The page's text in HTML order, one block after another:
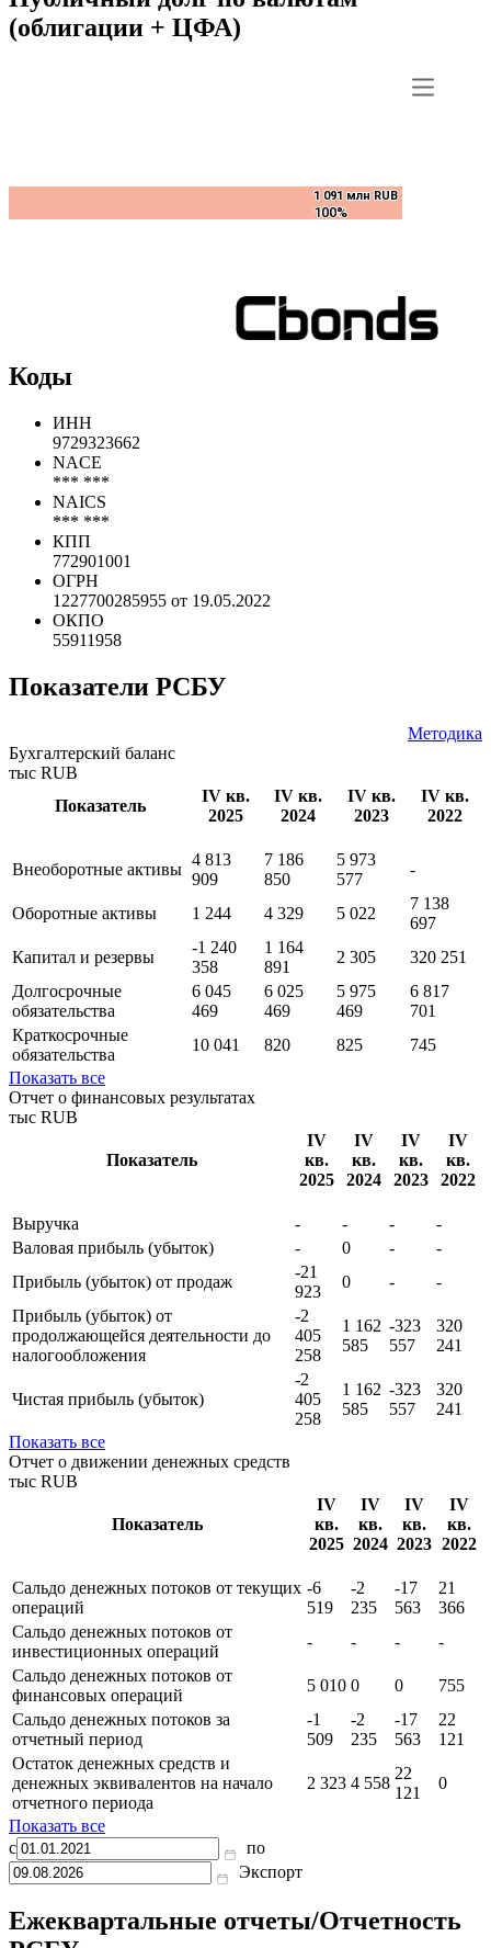
(облигации + ЦФА)
1 091 млн RUB
100%
1 091 млн RUB
100%
Коды
ИНН
9729323662
NACE
*** ***
NAICS
*** ***
КПП
772901001
ОГРН
1227700285955 от 19.05.2022
ОКПО
55911958
Показатели РСБУ
Методика
Бухгалтерский баланс
тыс RUB
Показатель
IV кв.
2025
IV кв.
2024
IV кв.
2023
IV кв.
2022
Внеоборотные активы
4 813
909
7 186
850
5 973
577
-
Оборотные активы 1 244 4 329 5 022
7 138
697
Капитал и резервы
-1 240
358
1 164
891
2 305
320 251
Долгосрочные
обязательства
6 045
469
6 025
469
5 975
469
6 817
701
Краткосрочные
обязательства
10 041 820 825
745
Показать все
Отчет о финансовых результатах
тыс RUB
Показатель
IV
кв.
2025
IV
кв.
2024
IV
кв.
2023
IV
кв.
2022
Выручка - - -
-
Валовая прибыль (убыток)
- 0 -
-
Прибыль (убыток) от продаж
-21
923
0 -
-
Прибыль (убыток) от
продолжающейся деятельности до
налогообложения
-2
405
258
1 162
585
-323
557
320
241
Чистая прибыль (убыток)
-2
405
258
1 162
585
-323
557
320
241
Показать все
Отчет о движении денежных средств
тыс RUB
Показатель
IV
кв.
2025
IV
кв.
2024
IV
кв.
2023
IV
кв.
2022
Сальдо денежных потоков от текущих
операций
-6
519
-2
235
-17
563
21
366
Сальдо денежных потоков от
инвестиционных операций
- - -
-
Сальдо денежных потоков от
финансовых операций
5 010 0 0
755
Сальдо денежных потоков за
отчетный период
-1
509
-2
235
-17
563
22
121
Остаток денежных средств и
денежных эквивалентов на начало
отчетного периода
2 323 4 558
22
121
0
Показать все
с
по
Экспорт
Ежеквартальные отчеты/Отчетность